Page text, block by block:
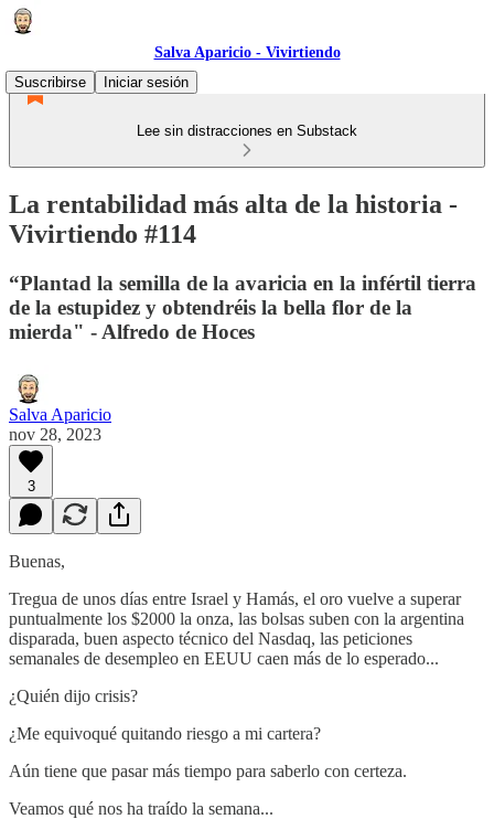
Salva Aparicio - Vivirtiendo
Suscribirse
Iniciar sesión
Lee sin distracciones en Substack
La rentabilidad más alta de la historia -
Vivirtiendo #114
“Plantad la semilla de la avaricia en la infértil tierra
de la estupidez y obtendréis la bella flor de la
mierda" - Alfredo de Hoces
Salva Aparicio
nov 28, 2023
3
Buenas,
Tregua de unos días entre Israel y Hamás, el oro vuelve a superar
puntualmente los $2000 la onza, las bolsas suben con la argentina
disparada, buen aspecto técnico del Nasdaq, las peticiones
semanales de desempleo en EEUU caen más de lo esperado...
¿Quién dijo crisis?
¿Me equivoqué quitando riesgo a mi cartera?
Aún tiene que pasar más tiempo para saberlo con certeza.
Veamos qué nos ha traído la semana...